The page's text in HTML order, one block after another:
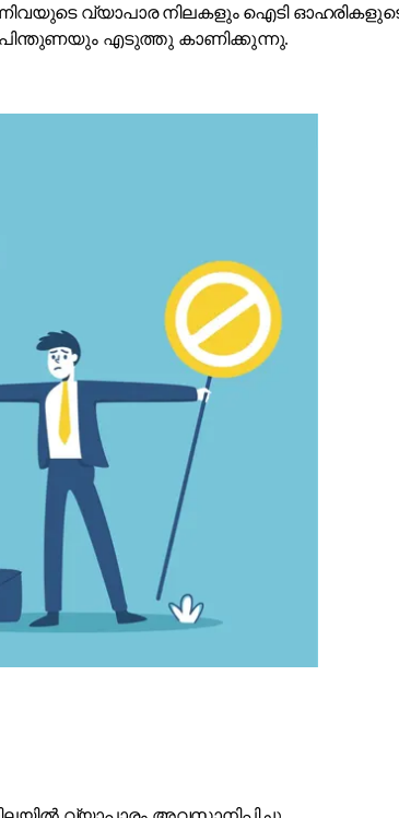
എന്നിവയുടെ വ്യാപാര നിലകളും ഐടി
പിന്തുണയും എടുത്തു കാണിക്കുന്നു.